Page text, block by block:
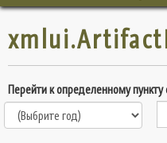
Перейти к определенному пункту